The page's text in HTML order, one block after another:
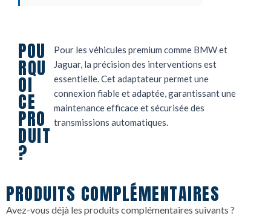
POU
RQU
OI
CE
PRO
DUIT
?
Pour les véhicules premium comme BMW et
Jaguar, la précision des interventions est
essentielle. Cet adaptateur permet une
connexion fiable et adaptée, garantissant une
maintenance efficace et sécurisée des
transmissions automatiques.
PRODUITS COMPLÉMENTAIRES
Avez-vous déjà les produits complémentaires suivants ?